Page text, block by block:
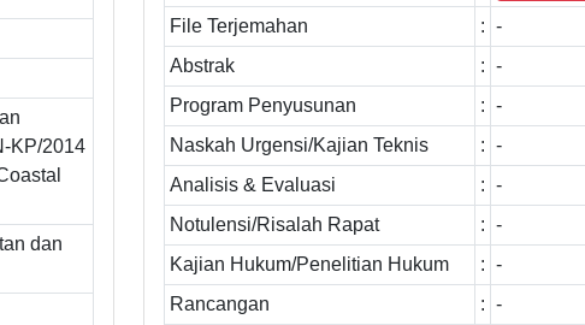
KP/2014
dan
File Terjemahan : -
Abstrak
: -
Program Penyusunan
: -
Naskah Urgensi/Kajian Teknis
: -
Analisis & Evaluasi
: -
Notulensi/Risalah Rapat
: -
Kajian Hukum/Penelitian Hukum
: -
Rancangan
: -